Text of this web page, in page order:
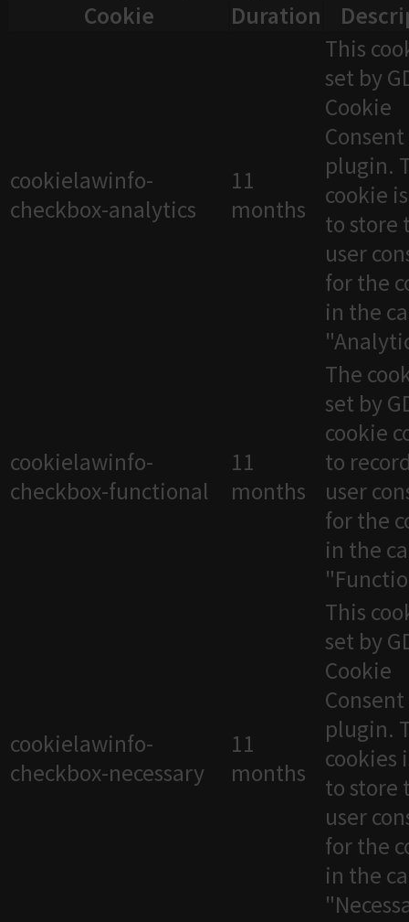
Cookie
Duration
cookielawinfo-
checkbox-analytics
11
months
This
set by
Cookie
Consent
plugin.
cookie
to store
user
for the
in the
cookielawinfo-
checkbox-functional
11
months
The
set by
cookie
to
user
for the
in the
cookielawinfo-
checkbox-necessary
11
months
This
set by
Cookie
Consent
plugin.
cookies
to store
user
for the
in the